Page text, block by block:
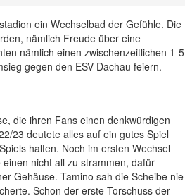
ein Wechselbad der Gefühle. Die
nämlich Freude über eine
nämlich einen zwischenzeitlichen 1-5
gegen den ESV Dachau feiern.
die ihren Fans einen denkwürdigen
23 deutete alles auf ein gutes Spiel
halten. Noch im ersten Wechsel
nicht all zu strammen, dafür
Gehäuse. Tamino sah die Scheibe nie
Schon der erste Torschuss der